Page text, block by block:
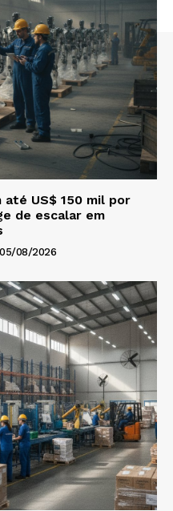
até US$ 150 mil por
de escalar em
05/08/2026